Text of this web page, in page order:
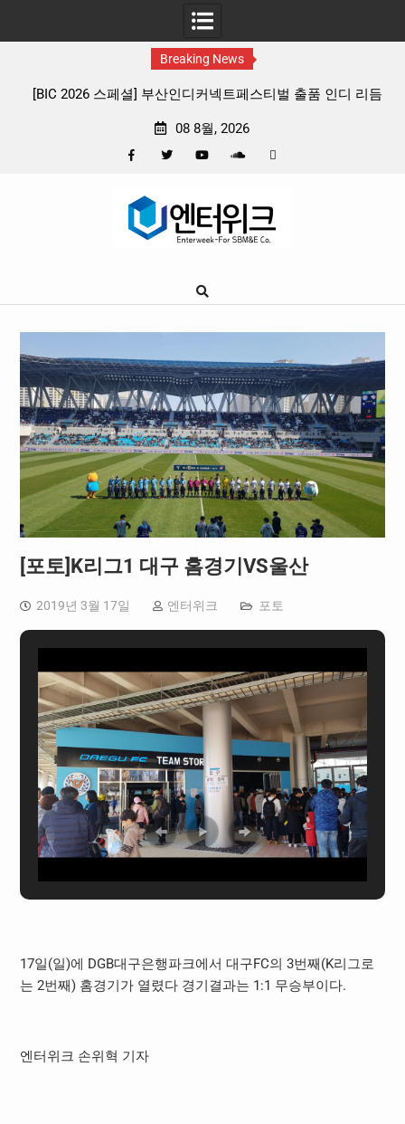
Breaking News
품 인디 리듬
판타지 케이팝 애니메이션 ‘고스트밴드’ 8월 26일(
08 8월, 2026
Google
[포토]K리그1 대구 홈경기VS울산
2019년 3월 17일 엔터위크 포토
17일(일)에 DGB대구은행파크에서 대구FC의 3번째(K리그로
는 2번째) 홈경기가 열렸다 경기결과는 1:1 무승부이다.
엔터위크 손위혁 기자